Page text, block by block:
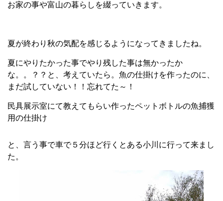
お家の事や富山の暮らしを綴っていきます。
夏が終わり秋の気配を感じるようになってきましたね。
夏にやりたかった事でやり残した事は無かったか
な。。？？と、考えていたら。魚の仕掛けを作ったのに、
まだ試していない！！忘れてた～！
民具展示室にて教えてもらい作ったペットボトルの魚捕獲
用の仕掛け
と、言う事で車で５分ほど行くとある小川に行って来まし
た。